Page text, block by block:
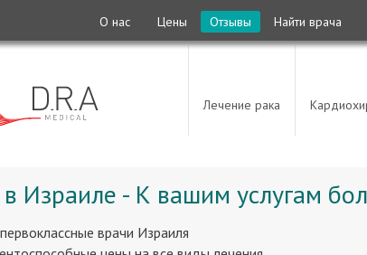
О нас Цены Отзывы Найти врача
Лечение рака
Израиле - К вашим услугам
врачи Израиля